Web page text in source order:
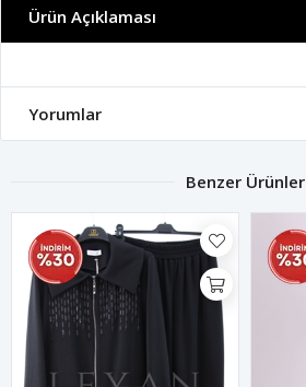
Ürün Açıklaması
Yorumlar
Benzer Ürünler